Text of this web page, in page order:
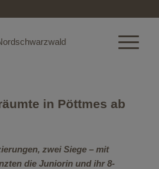
in Pöttmes ab
zwei Siege – mit
die Juniorin und ihr 8-